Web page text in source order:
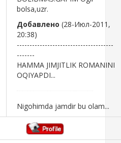
bolsa,uzr.
Добавлено (28-Июл-2011,
20:38)
--------------------------------------
-------
HAMMA JIMJITLIK ROMANINI
OQIYAPDI...
Nigohimda jamdir bu olam...